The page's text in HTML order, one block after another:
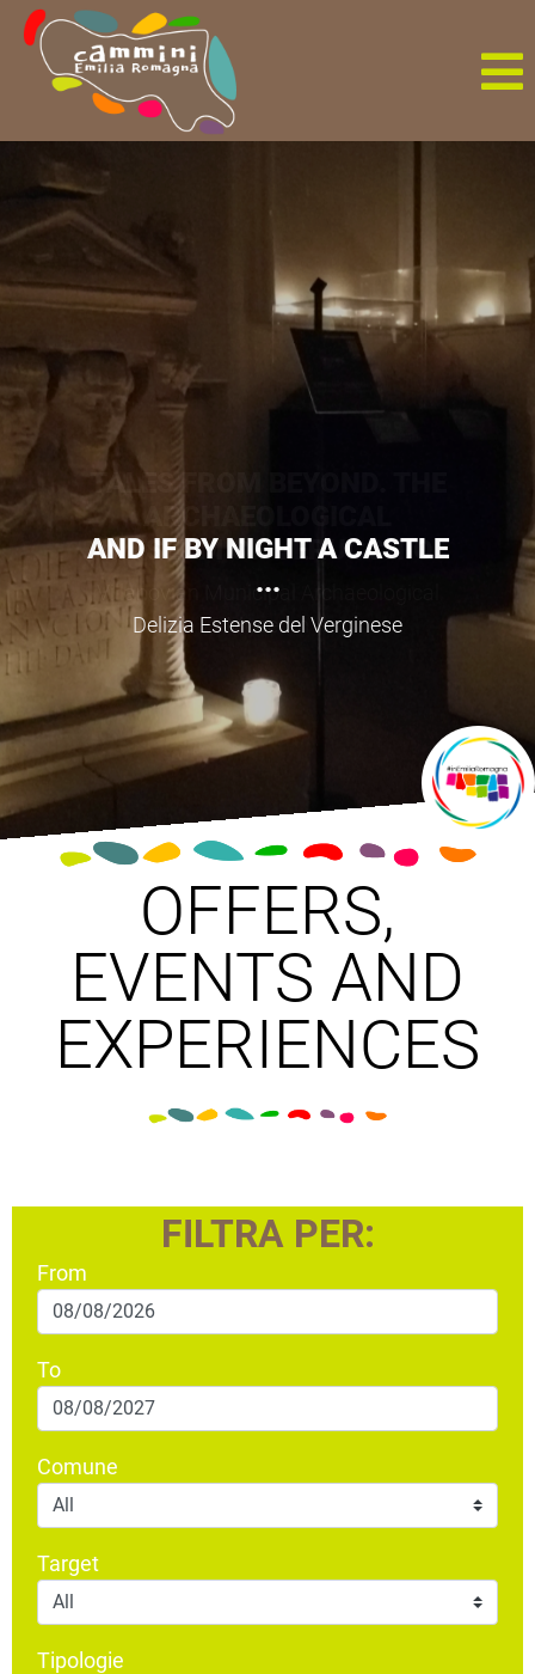
LEO AMICI HOUSE MUSEUM
| LAKE MONTE COLOMBO
Casa Museo Leo Amici
OFFERS,
EVENTS AND
EXPERIENCES
FILTRA PER:
From
To
Comune
Target
Tipologie